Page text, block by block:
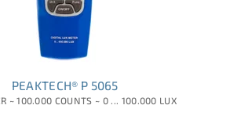
PEAKTECH® P 5065
~ 100.000 COUNTS ~ 0 ... 100.000 LUX